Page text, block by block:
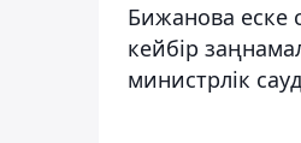
Бижанова еске
кейбір
министрлік